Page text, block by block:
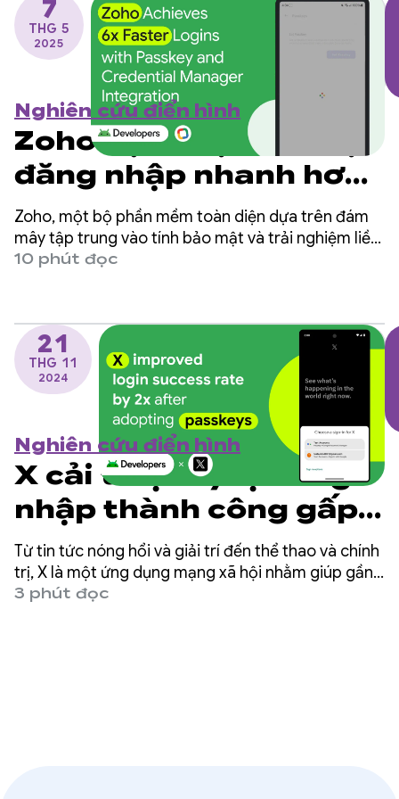
7
THG 5
2025
Nghiên cứu điển hình
Zoho đạt được tốc độ
đăng nhập nhanh hơn
gấp 6 lần nhờ tích hợp
khoá truy cập và Trình
quản lý thông tin xác
Zoho, một bộ phần mềm toàn diện dựa trên đám
mây tập trung vào tính bảo mật và trải nghiệm liền
mạch, đã đạt được những cải tiến đáng kể bằng
10 phút đọc
21
THG 11
2024
Nghiên cứu điển hình
X cải thiện tỷ lệ đăng
nhập thành công gấp 2
lần sau khi áp dụng
khoá truy cập
Từ tin tức nóng hổi và giải trí đến thể thao và chính
trị, X là một ứng dụng mạng xã hội nhằm giúp gần
500 triệu người dùng trên toàn thế giới nắm bắt
3 phút đọc